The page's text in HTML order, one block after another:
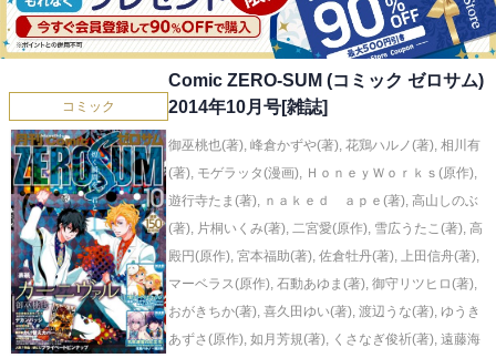
コミック
Comic ZERO-SUM (コミック ゼロサム)
2014年10月号[雑誌]
御巫桃也(著), 峰倉かずや(著), 花鶏ハルノ(著), 相川有
(著), モゲラッタ(漫画), ＨｏｎｅｙＷｏｒｋｓ(原作),
遊行寺たま(著), ｎａｋｅｄ ａｐｅ(著), 高山しのぶ
(著), 片桐いくみ(著), 二宮愛(原作), 雪広うたこ(著), 高
殿円(原作), 宮本福助(著), 佐倉牡丹(著), 上田信舟(著),
マーベラス(原作), 石動あゆま(著), 御守リツヒロ(著),
おがきちか(著), 喜久田ゆい(著), 渡辺うな(著), ゆうき
あずさ(原作), 如月芳規(著), くさなぎ俊祈(著), 遠藤海